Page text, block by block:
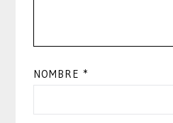
NOMBRE *